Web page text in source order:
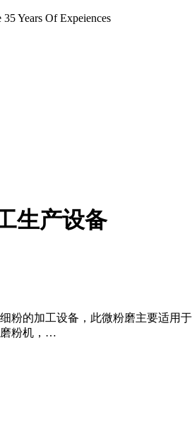
Years Of Expeiences
生产设备
粉的加工设备，此微粉磨主要适用
磨粉机，…